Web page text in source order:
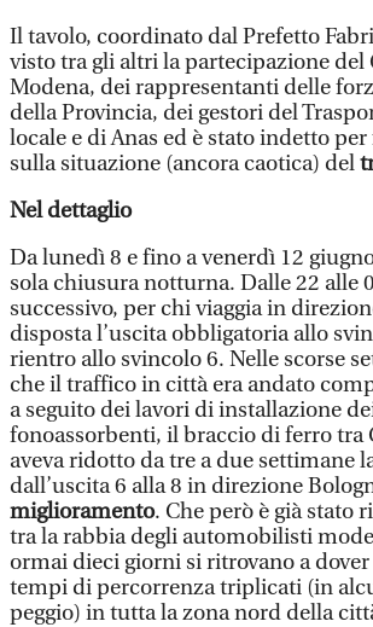
Il tavolo, coordinato dal Prefetto
visto tra gli altri la partecipazione del
Modena, dei rappresentanti delle
della Provincia, dei gestori del
locale e di Anas ed è stato indetto
sulla situazione (ancora caotica) del
Nel dettaglio
Da lunedì 8 e fino a venerdì 12
sola chiusura notturna. Dalle 22 alle
successivo, per chi viaggia in
disposta l’uscita obbligatoria allo
rientro allo svincolo 6. Nelle scorse
che il traffico in città era andato
a seguito dei lavori di installazione
fonoassorbenti, il braccio di ferro tra
aveva ridotto da tre a due settimane
dall’uscita 6 alla 8 in direzione
miglioramento. Che però è già stato
tra la rabbia degli automobilisti
ormai dieci giorni si ritrovano a
tempi di percorrenza triplicati (in
peggio) in tutta la zona nord della